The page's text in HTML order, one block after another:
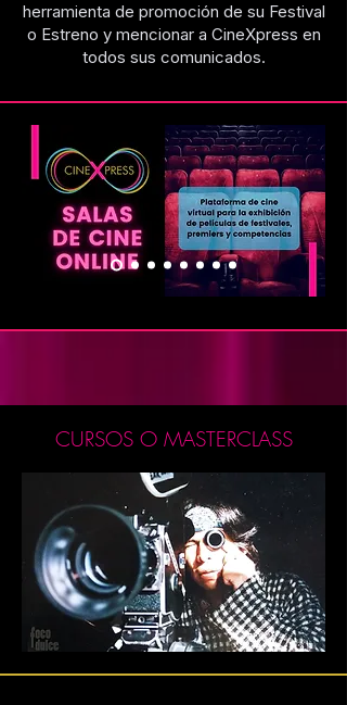
herramienta de promoción de su Festival
o Estreno y mencionar a CineXpress en
todos sus comunicados.
CURSOS O MASTERCLASS